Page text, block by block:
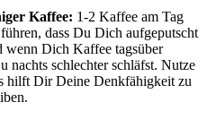
Kaffee: 1-2 Kaffee am Tag
dass Du Dich aufgeputscht
wenn Dich Kaffee tagsüber
nachts schlechter schläfst. Nutze
hilft Dir Deine Denkfähigkeit zu